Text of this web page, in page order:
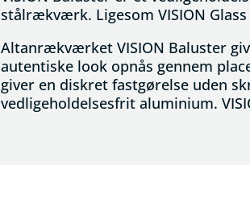
stålrækværk. Ligesom VISION
Altanrækværket VISION Baluster
autentiske look opnås gennem
giver en diskret fastgørelse uden
vedligeholdelsesfrit aluminium.